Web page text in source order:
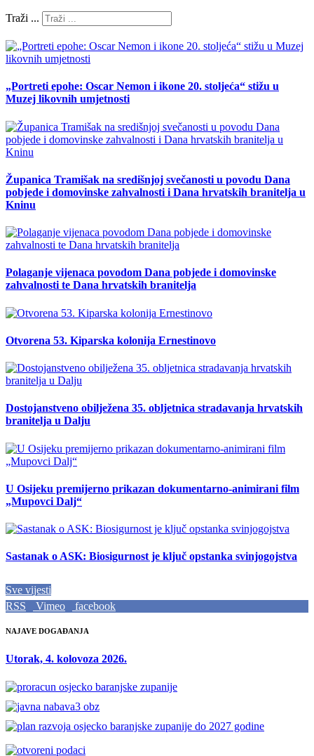
Traži ...
„Portreti epohe: Oscar Nemon i ikone 20. stoljeća“ stižu u
Muzej likovnih umjetnosti
Županica Tramišak na središnjoj svečanosti u povodu Dana
pobjede i domovinske zahvalnosti i Dana hrvatskih branitelja u
Kninu
Polaganje vijenaca povodom Dana pobjede i domovinske
zahvalnosti te Dana hrvatskih branitelja
Otvorena 53. Kiparska kolonija Ernestinovo
Dostojanstveno obilježena 35. obljetnica stradavanja hrvatskih
branitelja u Dalju
U Osijeku premijerno prikazan dokumentarno-animirani film
„Mupovci Dalj“
Sastanak o ASK: Biosigurnost je ključ opstanka svinjogojstva
Sve vijesti
RSS
Vimeo facebook
NAJAVE DOGAĐANJA
Utorak, 4. kolovoza 2026.